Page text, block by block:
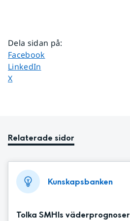
Dela sidan på:
Dela sidan på
Facebook
Dela sidan på
LinkedIn
Dela sidan på
X
Relaterade sidor
Kunskapsbanken
Tolka SMHIs väderprognoser